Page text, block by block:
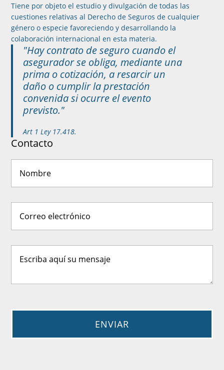
Tiene por objeto el estudio y divulgación de todas las
cuestiones relativas al Derecho de Seguros de cualquier
género o especie favoreciendo y desarrollando la
colaboración internacional en esta materia.
"Hay contrato de seguro cuando el
asegurador se obliga, mediante una
prima o cotización, a resarcir un
daño o cumplir la prestación
convenida si ocurre el evento
previsto."
Art 1 Ley 17.418.
Contacto